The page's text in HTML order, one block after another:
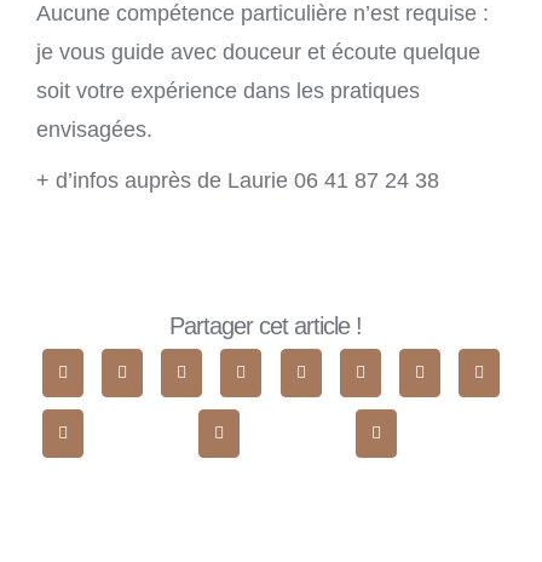
Aucune compétence particulière n’est requise :
je vous guide avec douceur et écoute quelque
soit votre expérience dans les pratiques
envisagées.
+ d’infos auprès de Laurie 06 41 87 24 38
Partager cet article !